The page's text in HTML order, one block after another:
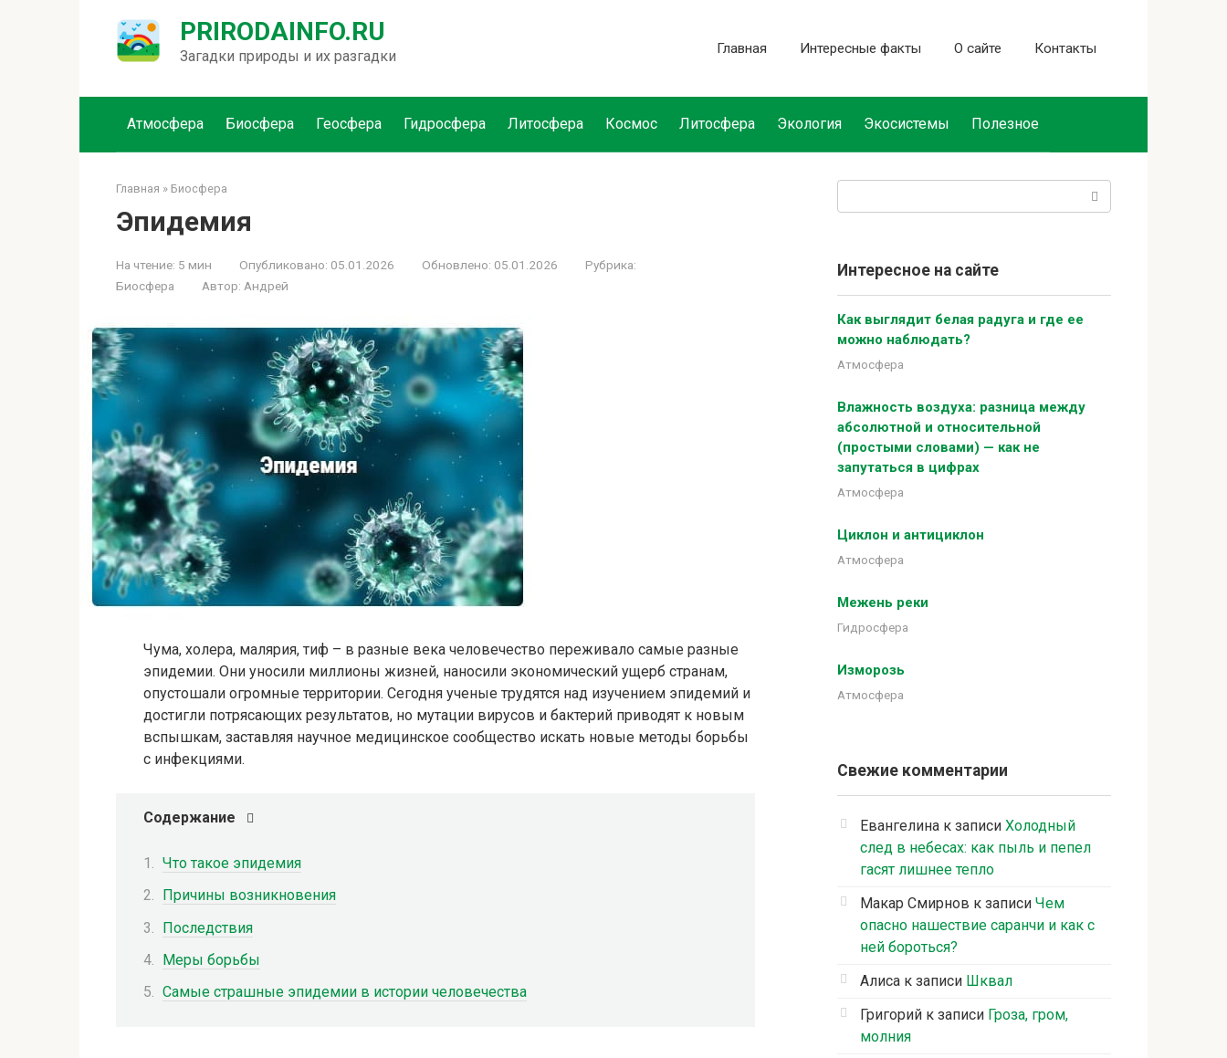
PRIRODAINFO.RU
Загадки природы и их разгадки Главная Интересные факты О сайте Контакты
Атмосфера Биосфера Геосфера Гидросфера Литосфера Космос Литосфера Экология Экосистемы Полезное
Главная » Биосфера
Эпидемия
На чтение: 5 мин Опубликовано: 05.01.2026 Обновлено: 05.01.2026
Рубрика:
Биосфера
Автор: Андрей
Чума, холера, малярия, тиф – в разные века человечество переживало самые разные
эпидемии. Они уносили миллионы жизней, наносили экономический ущерб странам,
опустошали огромные территории. Сегодня ученые трудятся над изучением эпидемий и
достигли потрясающих результатов, но мутации вирусов и бактерий приводят к новым
вспышкам, заставляя научное медицинское сообщество искать новые методы борьбы
с инфекциями.
Содержание
Что такое эпидемия
Причины возникновения
Последствия
Меры борьбы
Самые страшные эпидемии в истории человечества
Интересное на сайте
Как выглядит белая радуга и где ее
можно наблюдать?
Атмосфера
Влажность воздуха: разница между
абсолютной и относительной
(простыми словами) — как не
запутаться в цифрах
Атмосфера
Циклон и антициклон
Атмосфера
Межень реки
Гидросфера
Изморозь
Атмосфера
Свежие комментарии
Евангелина к записи Холодный
след в небесах: как пыль и пепел
гасят лишнее тепло
Макар Смирнов к записи Чем
опасно нашествие саранчи и как с
ней бороться?
Алиса к записи Шквал
Григорий к записи Гроза, гром,
молния